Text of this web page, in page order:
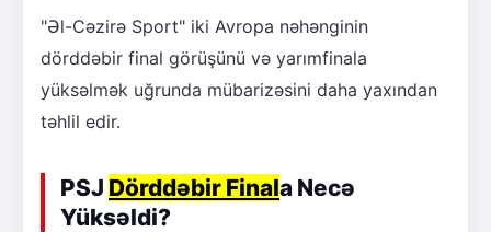
"Əl-Cəzirə Sport" iki Avropa nəhənginin
dörddəbir final görüşünü və yarımfinala
yüksəlmək uğrunda mübarizəsini daha yaxından
təhlil edir.
PSJ Dörddəbir Finala Necə
Yüksəldi?